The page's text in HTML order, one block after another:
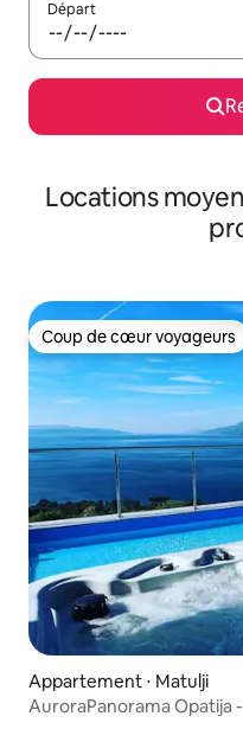
Départ
Locations
Coup de cœur voyageurs
Coup de cœur voyageurs
Appartement ⋅ Matulji
AuroraPanorama Opatija -